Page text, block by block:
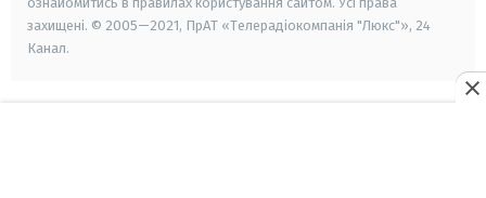
захищені. © 2005—2021, ПрАТ «Телерадіокомпанія "Люкс"», 24
Канал.